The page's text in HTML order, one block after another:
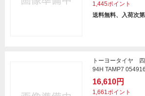
1,445ポイント
送料無料、入荷次
トーヨータイヤ
94H TAMP7
16,610円
1,661ポイント